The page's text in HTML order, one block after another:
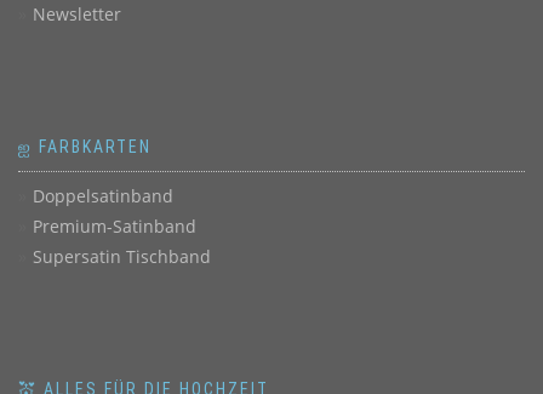
Newsletter
ஐ FARBKARTEN
Doppelsatinband
Premium-Satinband
Supersatin Tischband
💒 ALLES FÜR DIE HOCHZEIT